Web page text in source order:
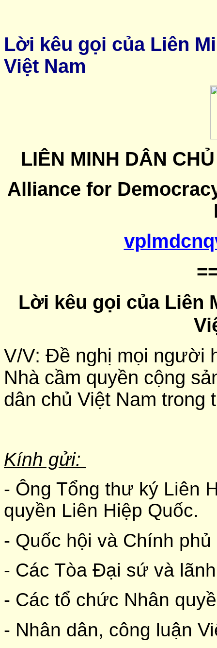
Lời kêu gọi của Liên
Việt Nam
LIÊN MINH DÂN
Alliance for
Lời kêu gọi của Liên
V/V: Đề nghị mọi người
Nhà cầm quyền cộng
dân chủ Việt Nam trong
Kính gửi:
- Ông Tổng thư ký Liên
quyền Liên Hiệp Quốc.
- Quốc hội và Chính
- Các Tòa Đại sứ và
- Các tổ chức Nhân
- Nhân dân, công luận